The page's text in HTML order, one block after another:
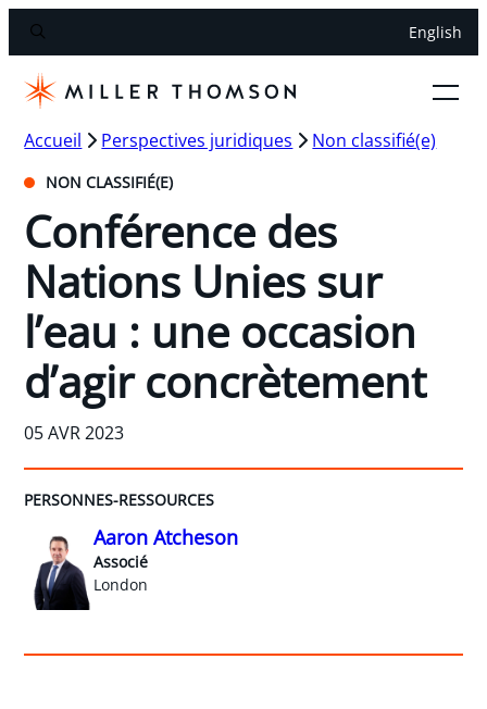
English
Accueil Perspectives juridiques Non classifié(e)
NON CLASSIFIÉ(E)
Conférence des
Nations Unies sur
l’eau : une occasion
d’agir concrètement
05 AVR 2023
PERSONNES-RESSOURCES
Aaron Atcheson
Associé
London